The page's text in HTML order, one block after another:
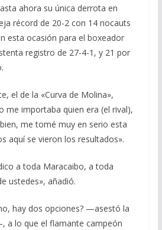
ahora su única derrota en
récord de 20-2 con 14 nocauts
esta ocasión para el boxeador
registro de 27-4-1, y 21 por
el de la «Curva de Molina»,
me importaba quien era (el rival),
me tomé muy en serio esta
aquí se vieron los resultados».
a toda Maracaibo, a toda
ustedes», añadió.
hay dos opciones? —asestó la
a lo que el flamante campeón